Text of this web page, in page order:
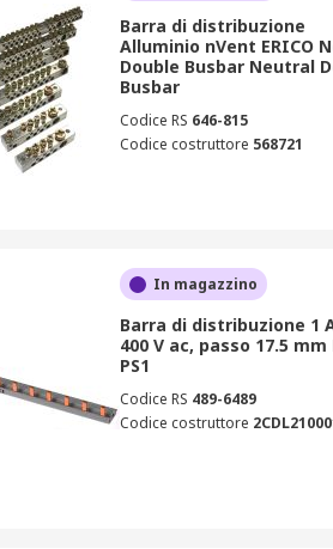
critici;
nei campus.
avanzate comeinterruttori
distribuzione in
su parametri tecnici
disponibili: acciaio, alluminio,
cc a 1000V ca. Le busbar in
In contesti meno esposti,
magnetotermici MCB
è consigliabile l’utilizzo di
Barra di distribuzione
Alluminio nVent ERICO
Double Busbar Neutral
Busbar
Codice RS 646-815
Codice costruttore 568721
In magazzino
Barra di distribuzione 1
400 V ac, passo 17.5 mm
PS1
Codice RS 489-6489
Codice costruttore